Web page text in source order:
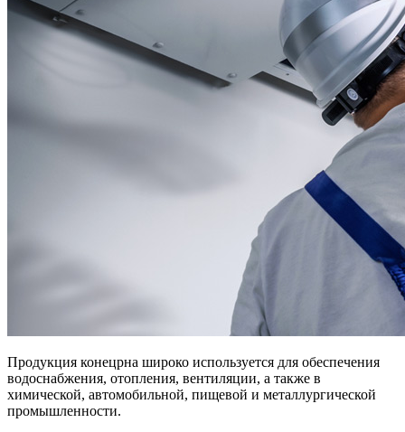
Продукция конецрна широко используется для обеспечения
водоснабжения, отопления, вентиляции, а также в
химической, автомобильной, пищевой и металлургической
промышленности.